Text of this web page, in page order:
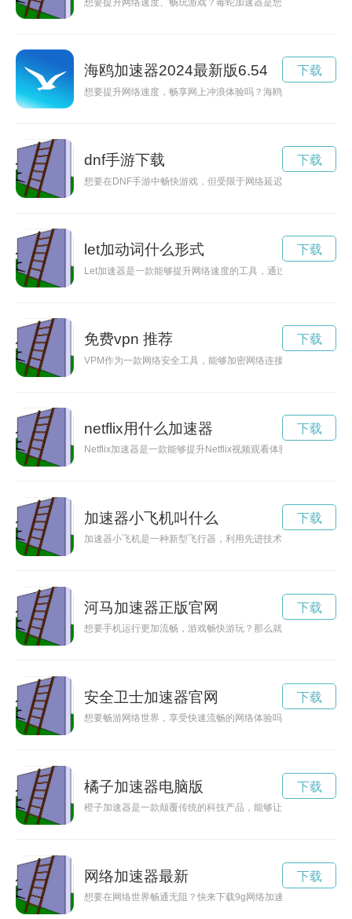
海鸥加速器2024最新版6.54
想要提升网络速度，畅享网上冲浪体验吗？海鸥加速器2024免
下载
dnf手游下载
想要在DNF手游中畅快游戏，但受限于网络延迟？现在有免费
下载
let加动词什么形式
Let加速器是一款能够提升网络速度的工具，通过智能优化和加
下载
免费vpn 推荐
VPM作为一款网络安全工具，能够加密网络连接、隐藏IP地址
下载
netflix用什么加速器
Netflix加速器是一款能够提升Netflix视频观看体验的工具，通
下载
加速器小飞机叫什么
加速器小飞机是一种新型飞行器，利用先进技术使其飞行速度更
下载
河马加速器正版官网
想要手机运行更加流畅，游戏畅快游玩？那么就来试试河马加
下载
安全卫士加速器官网
想要畅游网络世界，享受快速流畅的网络体验吗？那就赶快下
下载
橘子加速器电脑版
橙子加速器是一款颠覆传统的科技产品，能够让生活节奏更加
下载
网络加速器最新
想要在网络世界畅通无阻？快来下载9g网络加速器，让你的网
下载